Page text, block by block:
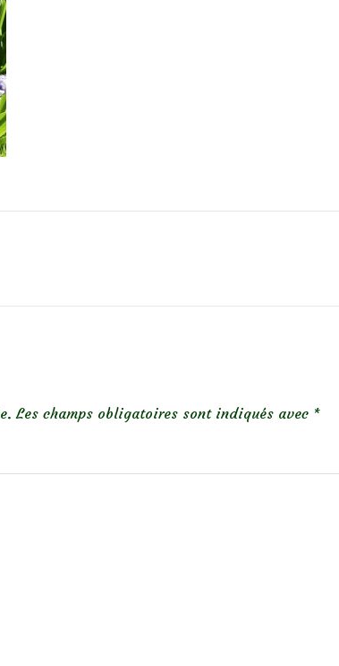
Les champs obligatoires sont indiqués avec *